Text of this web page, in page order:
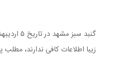
زیبا اطلاعات کافی ندارند،